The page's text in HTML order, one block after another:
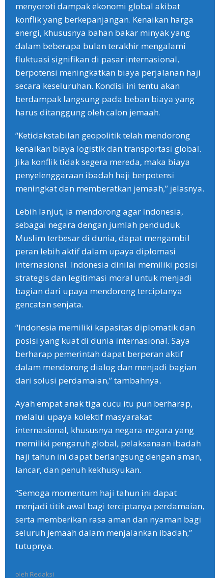
menyoroti dampak ekonomi global akibat
konflik yang berkepanjangan. Kenaikan harga
energi, khususnya bahan bakar minyak yang
dalam beberapa bulan terakhir mengalami
fluktuasi signifikan di pasar internasional,
berpotensi meningkatkan biaya perjalanan haji
secara keseluruhan. Kondisi ini tentu akan
berdampak langsung pada beban biaya yang
harus ditanggung oleh calon jemaah.
‎“Ketidakstabilan geopolitik telah mendorong
kenaikan biaya logistik dan transportasi global.
Jika konflik tidak segera mereda, maka biaya
penyelenggaraan ibadah haji berpotensi
meningkat dan memberatkan jemaah,” jelasnya.
‎Lebih lanjut, ia mendorong agar Indonesia,
sebagai negara dengan jumlah penduduk
Muslim terbesar di dunia, dapat mengambil
peran lebih aktif dalam upaya diplomasi
internasional. Indonesia dinilai memiliki posisi
strategis dan legitimasi moral untuk menjadi
bagian dari upaya mendorong terciptanya
gencatan senjata.
‎“Indonesia memiliki kapasitas diplomatik dan
posisi yang kuat di dunia internasional. Saya
berharap pemerintah dapat berperan aktif
dalam mendorong dialog dan menjadi bagian
dari solusi perdamaian,” tambahnya.
‎Ayah empat anak tiga cucu itu pun berharap,
melalui upaya kolektif masyarakat
internasional, khususnya negara-negara yang
memiliki pengaruh global, pelaksanaan ibadah
haji tahun ini dapat berlangsung dengan aman,
lancar, dan penuh kekhusyukan.
‎“Semoga momentum haji tahun ini dapat
menjadi titik awal bagi terciptanya perdamaian,
serta memberikan rasa aman dan nyaman bagi
seluruh jemaah dalam menjalankan ibadah,”
tutupnya.
oleh Redaksi